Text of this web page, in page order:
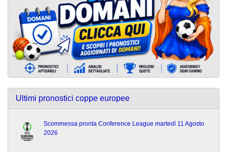
Ultimi pronostici coppe europee
Scommessa pronta Conference League martedì 11 Agosto
2026